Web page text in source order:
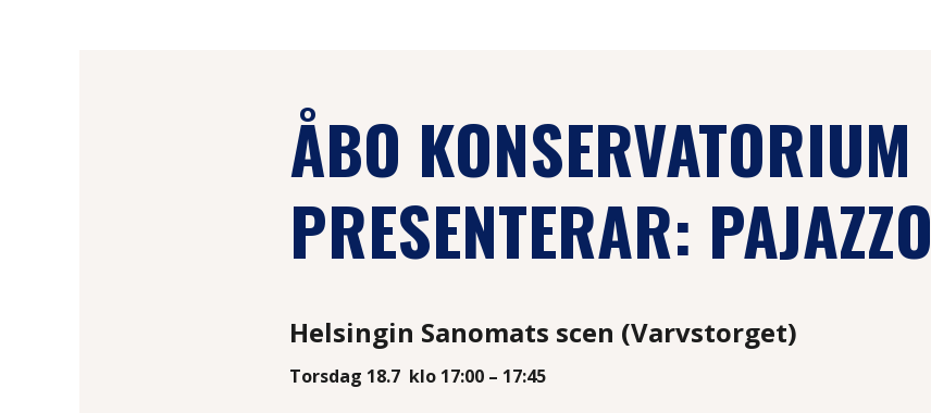
ÅBO KONSERVATORIUM
PRESENTERAR: PAJAZZO
Helsingin Sanomats scen (Varvstorget)
Torsdag 18.7 klo 17:00 – 17:45